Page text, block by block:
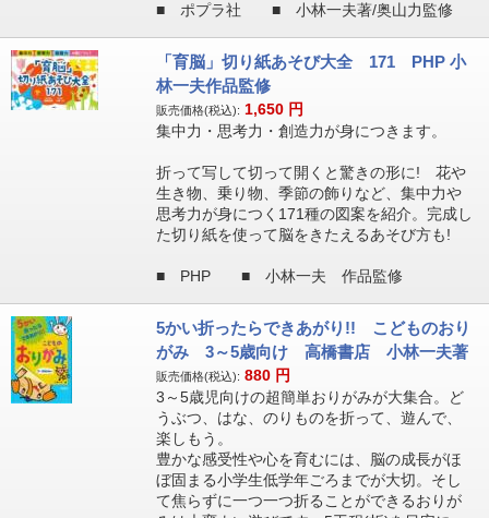
■ ポプラ社 ■ 小林一夫著/奥山力監修
「育脳」切り紙あそび大全 171 PHP 小
林一夫作品監修
販売価格(税込): 1,650 円
集中力・思考力・創造力が身につきます。
折って写して切って開くと驚きの形に! 花や
生き物、乗り物、季節の飾りなど、集中力や
思考力が身につく171種の図案を紹介。完成し
た切り紙を使って脳をきたえるあそび方も!
■ PHP ■ 小林一夫 作品監修
5かい折ったらできあがり!! こどものおり
がみ 3～5歳向け 高橋書店 小林一夫著
販売価格(税込): 880 円
3～5歳児向けの超簡単おりがみが大集合。ど
うぶつ、はな、のりものを折って、遊んで、
楽しもう。
豊かな感受性や心を育むには、脳の成長がほ
ぼ固まる小学生低学年ごろまでが大切。そし
て焦らずに一つ一つ折ることができるおりが